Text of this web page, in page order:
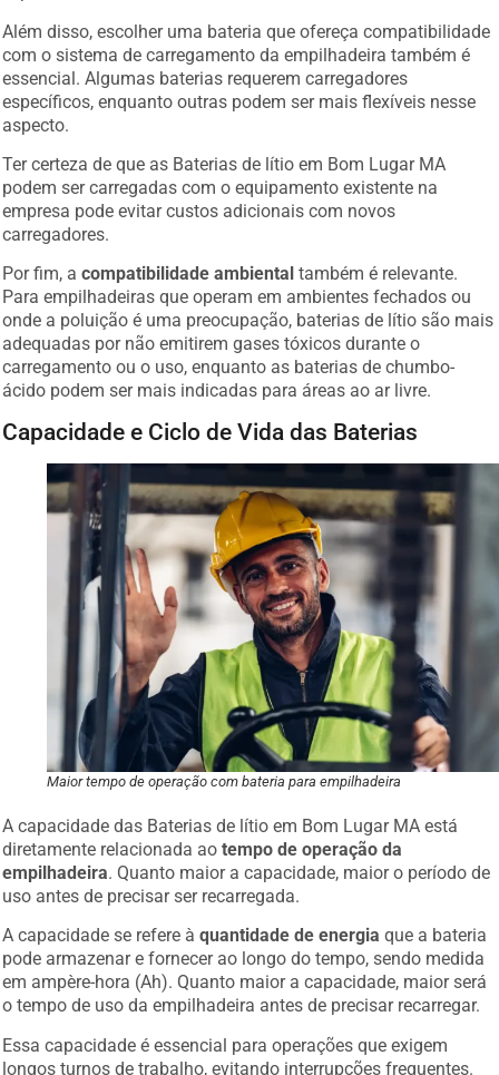
Além disso, escolher uma bateria que ofereça compatibilidade
com o sistema de carregamento da empilhadeira também é
essencial. Algumas baterias requerem carregadores
específicos, enquanto outras podem ser mais flexíveis nesse
aspecto.
Ter certeza de que as Baterias de lítio em Bom Lugar MA
podem ser carregadas com o equipamento existente na
empresa pode evitar custos adicionais com novos
carregadores.
Por fim, acompatibilidade ambiental também é relevante.
Para empilhadeiras que operam em ambientes fechados ou
onde a poluição é uma preocupação, baterias de lítio são mais
adequadas por não emitirem gases tóxicos durante o
carregamento ou o uso, enquanto as baterias de chumbo-
ácido podem ser mais indicadas para áreas ao ar livre.
Capacidade e Ciclo de Vida das Baterias
Maior tempo de operação com bateria para empilhadeira
A capacidade das Baterias de lítio em Bom Lugar MA está
diretamente relacionada aotempo de operação da
empilhadeira . Quanto maior a capacidade, maior o período de
uso antes de precisar ser recarregada.
A capacidade se refere àquantidade de energia que a bateria
pode armazenar e fornecer ao longo do tempo, sendo medida
em ampère-hora (Ah). Quanto maior a capacidade, maior será
o tempo de uso da empilhadeira antes de precisar recarregar.
Essa capacidade é essencial para operações que exigem
longos turnos de trabalho, evitando interrupções frequentes.